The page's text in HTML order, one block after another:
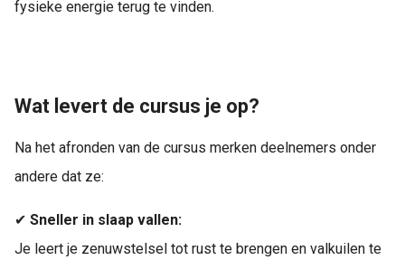
fysieke energie terug te vinden.
Wat levert de cursus je op?
Na het afronden van de cursus merken deelnemers onder
andere dat ze:
✔ Sneller in slaap vallen:
Je leert je zenuwstelsel tot rust te brengen en valkuilen te